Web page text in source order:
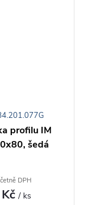
profilu IM
šedá
DPH
Kč/ ks